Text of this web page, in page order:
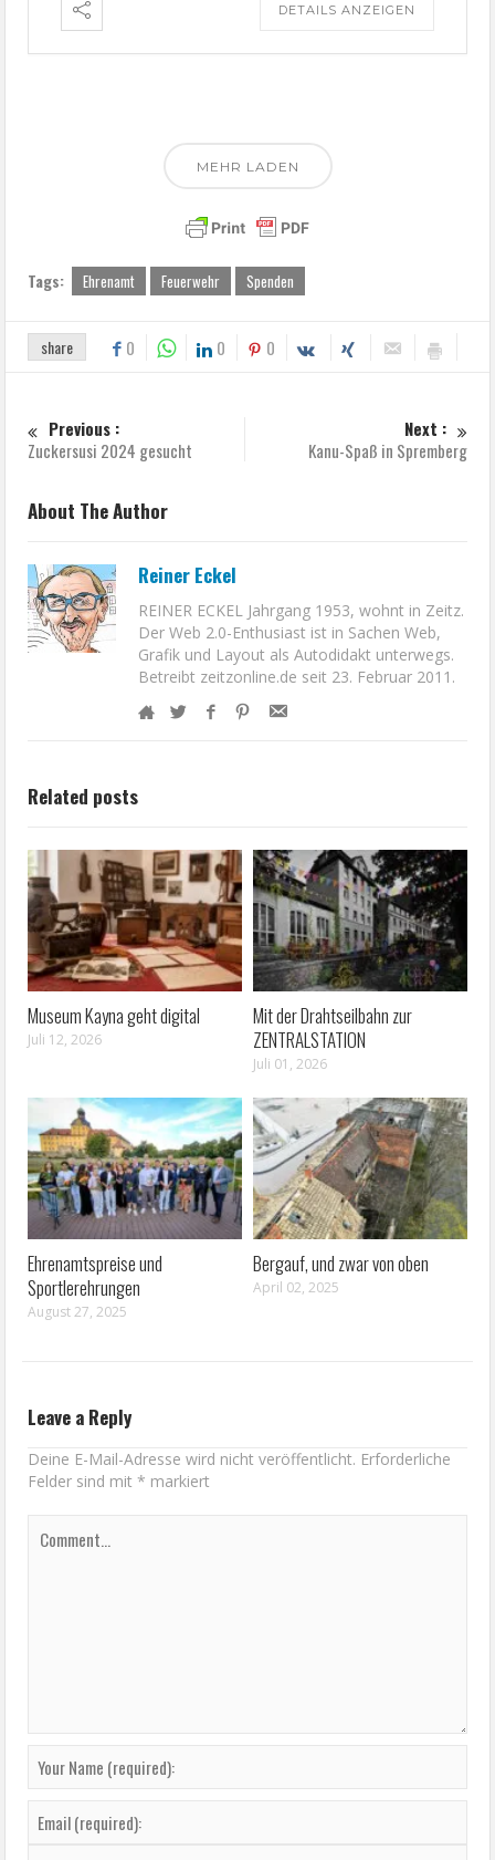
DETAILS ANZEIGEN
MEHR LADEN
Tags: Ehrenamt Feuerwehr Spenden
share 0 0 0
Previous :
Zuckersusi 2024 gesucht
Next :
Kanu-Spaß in Spremberg
About The Author
Reiner Eckel
REINER ECKEL Jahrgang 1953, wohnt in Zeitz.
Der Web 2.0-Enthusiast ist in Sachen Web,
Grafik und Layout als Autodidakt unterwegs.
Betreibt zeitzonline.de seit 23. Februar 2011.
Related posts
Museum Kayna geht digital
Juli 12, 2026
Mit der Drahtseilbahn zur
ZENTRALSTATION
Juli 01, 2026
Ehrenamtspreise und
Sportlerehrungen
August 27, 2025
Bergauf, und zwar von oben
April 02, 2025
Leave a Reply
Deine E-Mail-Adresse wird nicht veröffentlicht. Erforderliche
Felder sind mit* markiert